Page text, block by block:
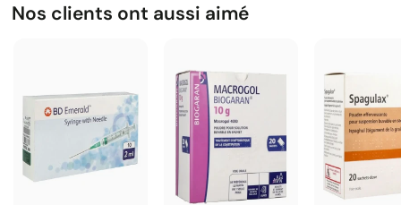
Nos clients ont aussi aimé